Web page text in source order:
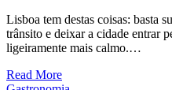
Lisboa tem destas coisas: basta
trânsito e deixar a cidade entrar
ligeiramente mais calmo.…
Read More